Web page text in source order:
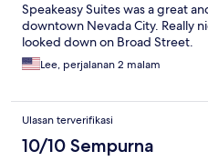
Speakeasy Suites was a great
downtown Nevada City. Really
looked down on Broad Street.
Lee, perjalanan 2 malam
Ulasan terverifikasi
10/10 Sempurna